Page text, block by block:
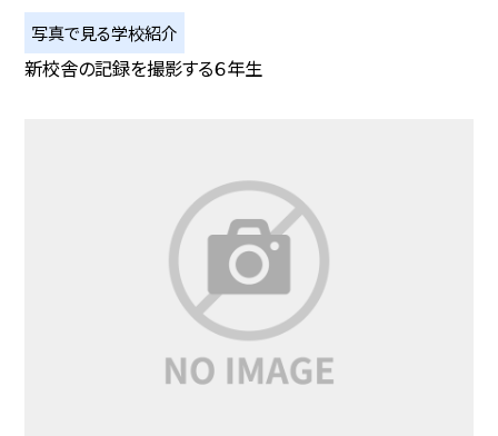
写真で見る学校紹介
新校舎の記録を撮影する６年生